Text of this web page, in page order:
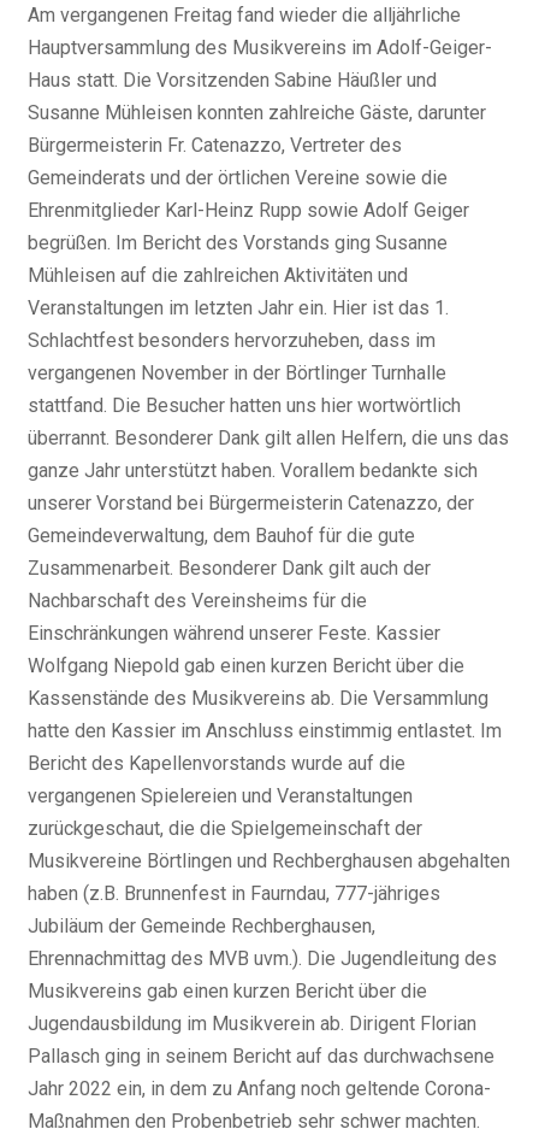
Am vergangenen Freitag fand wieder die alljährliche
Hauptversammlung des Musikvereins im Adolf-Geiger-
Haus statt. Die Vorsitzenden Sabine Häußler und
Susanne Mühleisen konnten zahlreiche Gäste, darunter
Bürgermeisterin Fr. Catenazzo, Vertreter des
Gemeinderats und der örtlichen Vereine sowie die
Ehrenmitglieder Karl-Heinz Rupp sowie Adolf Geiger
begrüßen. Im Bericht des Vorstands ging Susanne
Mühleisen auf die zahlreichen Aktivitäten und
Veranstaltungen im letzten Jahr ein. Hier ist das 1.
Schlachtfest besonders hervorzuheben, dass im
vergangenen November in der Börtlinger Turnhalle
stattfand. Die Besucher hatten uns hier wortwörtlich
überrannt. Besonderer Dank gilt allen Helfern, die uns das
ganze Jahr unterstützt haben. Vorallem bedankte sich
unserer Vorstand bei Bürgermeisterin Catenazzo, der
Gemeindeverwaltung, dem Bauhof für die gute
Zusammenarbeit. Besonderer Dank gilt auch der
Nachbarschaft des Vereinsheims für die
Einschränkungen während unserer Feste. Kassier
Wolfgang Niepold gab einen kurzen Bericht über die
Kassenstände des Musikvereins ab. Die Versammlung
hatte den Kassier im Anschluss einstimmig entlastet. Im
Bericht des Kapellenvorstands wurde auf die
vergangenen Spielereien und Veranstaltungen
zurückgeschaut, die die Spielgemeinschaft der
Musikvereine Börtlingen und Rechberghausen abgehalten
haben (z.B. Brunnenfest in Faurndau, 777-jähriges
Jubiläum der Gemeinde Rechberghausen,
Ehrennachmittag des MVB uvm.). Die Jugendleitung des
Musikvereins gab einen kurzen Bericht über die
Jugendausbildung im Musikverein ab. Dirigent Florian
Pallasch ging in seinem Bericht auf das durchwachsene
Jahr 2022 ein, in dem zu Anfang noch geltende Corona-
Maßnahmen den Probenbetrieb sehr schwer machten.